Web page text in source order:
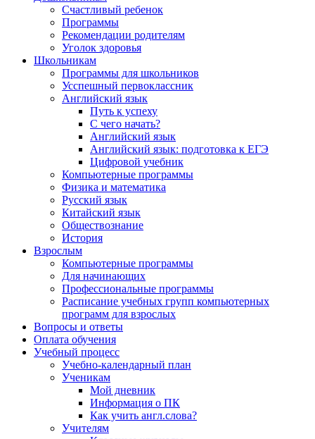
Счастливый ребенок
Программы
Рекомендации родителям
Уголок здоровья
Школьникам
Программы для школьников
Усспешный первоклассник
Английский язык
Путь к успеху
С чего начать?
Английский язык
Английский язык: подготовка к ЕГЭ
Цифровой учебник
Компьютерные программы
Физика и математика
Русский язык
Китайский язык
Обществознание
История
Взрослым
Компьютерные программы
Для начинающих
Профессиональные программы
Расписание учебных групп компьютерных
программ для взрослых
Вопросы и ответы
Оплата обучения
Учебный процесс
Учебно-календарный план
Ученикам
Мой дневник
Информация о ПК
Как учить англ.слова?
Учителям